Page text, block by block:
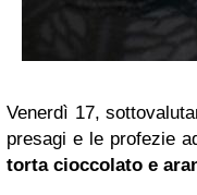
Venerdì 17,
presagi e le profezie
torta cioccolato e